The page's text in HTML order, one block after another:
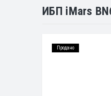
ИБП iMars
Продано